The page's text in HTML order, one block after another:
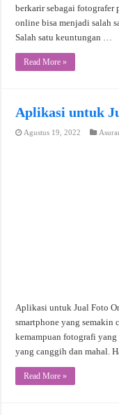
berkarir sebagai fotografer
online bisa menjadi salah
Salah satu keuntungan …
Read More »
Aplikasi untuk
Agustus 19, 2022
Aplikasi untuk Jual Foto
smartphone yang
kemampuan fotografi
yang canggih dan mahal.
Read More »